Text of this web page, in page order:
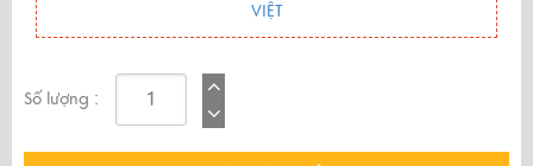
VIỆT
Số lượng :